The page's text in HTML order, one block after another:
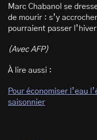
Marc Chabanol se
de mourir : s’y
pourraient passer
(Avec AFP)
À lire aussi :
Pour économiser l’eau
saisonnier